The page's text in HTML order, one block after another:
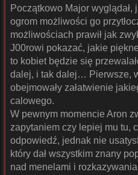
Początkowo Major
ogrom możliwości go
możliwościach prawił jak
J00rowi pokazać, jakie
to kobiet będzie się
dalej, i tak dalej… Pierwsze,
obejmowały załatwienie
calowego.
W pewnym momencie Aron
zapytaniem czy lepiej mu tu,
odpowiedź, jednak nie
który dał wszystkim znany
nad menelami i